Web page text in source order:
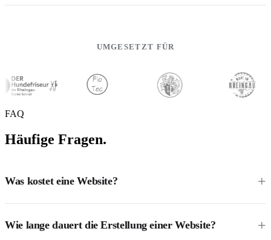
UMGESETZT FÜR
FAQ
Häufige Fragen.
Was kostet eine Website?
Wie lange dauert die Erstellung einer Website?